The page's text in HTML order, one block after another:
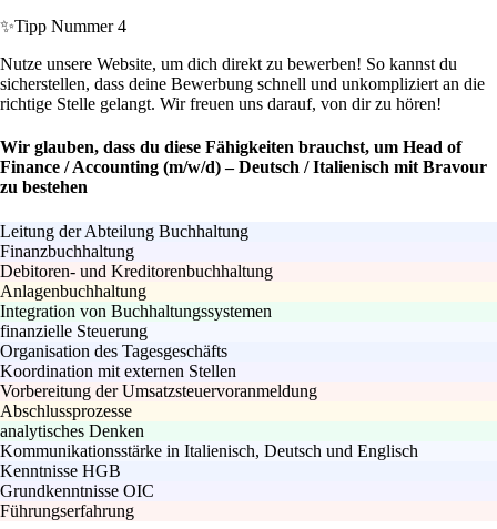
✨Tipp Nummer 4
Nutze unsere Website, um dich direkt zu bewerben! So kannst du
sicherstellen, dass deine Bewerbung schnell und unkompliziert an die
richtige Stelle gelangt. Wir freuen uns darauf, von dir zu hören!
Wir glauben, dass du diese Fähigkeiten brauchst, um Head of
Finance / Accounting (m/w/d) – Deutsch / Italienisch mit Bravour
zu bestehen
Leitung der Abteilung Buchhaltung
Finanzbuchhaltung
Debitoren- und Kreditorenbuchhaltung
Anlagenbuchhaltung
Integration von Buchhaltungssystemen
finanzielle Steuerung
Organisation des Tagesgeschäfts
Koordination mit externen Stellen
Vorbereitung der Umsatzsteuervoranmeldung
Abschlussprozesse
analytisches Denken
Kommunikationsstärke in Italienisch, Deutsch und Englisch
Kenntnisse HGB
Grundkenntnisse OIC
Führungserfahrung